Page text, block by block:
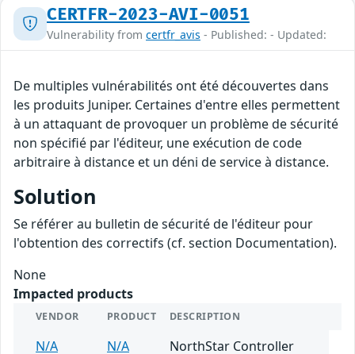
CERTFR-2023-AVI-0051
Vulnerability from certfr_avis - Published: - Updated:
De multiples vulnérabilités ont été découvertes dans
les produits Juniper. Certaines d'entre elles permettent
à un attaquant de provoquer un problème de sécurité
non spécifié par l'éditeur, une exécution de code
arbitraire à distance et un déni de service à distance.
Solution
Se référer au bulletin de sécurité de l'éditeur pour
l'obtention des correctifs (cf. section Documentation).
None
Impacted products
VENDOR PRODUCT DESCRIPTION
N/A N/A
NorthStar Controller